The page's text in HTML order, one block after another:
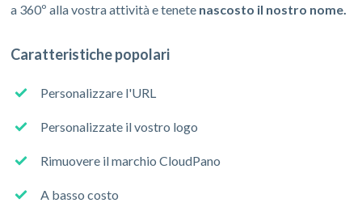
a 360º alla vostra attività e tenete nascosto il nostro nome.
Caratteristiche popolari
Personalizzare l'URL
Personalizzate il vostro logo
Rimuovere il marchio CloudPano
A basso costo